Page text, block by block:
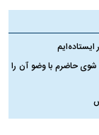
ایستاده‌ایم
حاضرم با وضو آن را